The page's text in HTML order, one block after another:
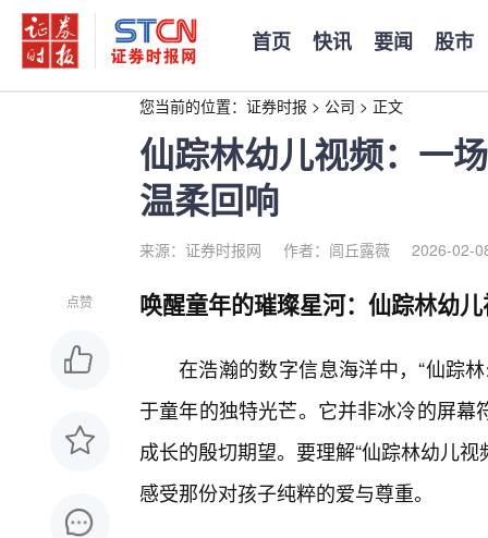
首页 快讯 要闻 股市
您当前的位置： 证券时报 > 公司 > 正文
仙踪林幼儿视频：一
温柔回响
来源：证券时报网 作者：闾丘露薇 2026-02-
点赞 唤醒童年的璀璨星河：仙踪林幼
在浩瀚的数字信息海洋中，“仙踪
于童年的独特光芒。它并非冰冷的屏
成长的殷切期望。要理解“仙踪林幼儿
感受那份对孩子纯粹的爱与尊重。